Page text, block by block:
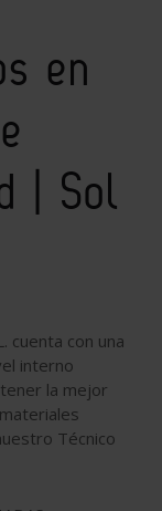
en
| Sol
cuenta con una
interno
la mejor
Técnico